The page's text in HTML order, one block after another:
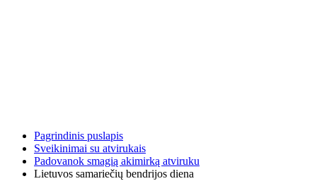
Pagrindinis puslapis
Sveikinimai su atvirukais
Padovanok smagią akimirką atviruku
Lietuvos samariečių bendrijos diena